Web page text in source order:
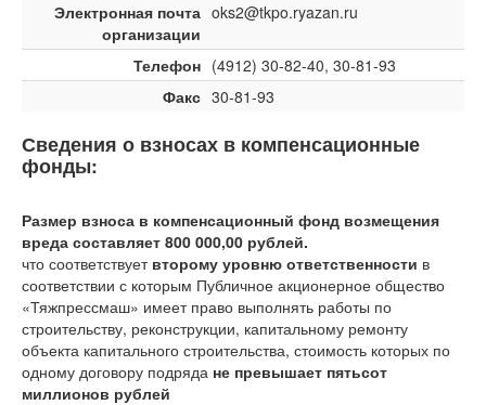
Электронная почта
организации
oks2@tkpo.ryazan.ru
Телефон (4912) 30-82-40, 30-81-93
Факс 30-81-93
Сведения о взносах в компенсационные
фонды:
Размер взноса в компенсационный фонд возмещения
вреда составляет 800 000,00 рублей.
что соответствует второму уровню ответственности в
соответствии с которым Публичное акционерное общество
«Тяжпрессмаш» имеет право выполнять работы по
строительству, реконструкции, капитальному ремонту
объекта капитального строительства, стоимость которых по
одному договору подряда не превышает пятьсот
миллионов рублей